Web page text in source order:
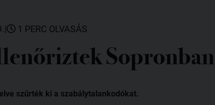
| 1 PERC OLVASÁS
Sopronban
szűrték ki a szabálytalankodókat.